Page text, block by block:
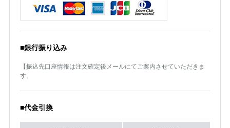
■銀行振り込み
【振込先口座情報は注文確定後メールにてご案内させていただきま
す。
■代金引換